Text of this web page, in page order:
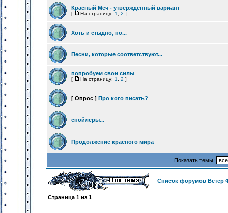
Красный Меч - утвержденный вариант
[ На страницу: 1 2 ]
Хоть и стыдно, но...
Песни, которые соответствуют...
попробуем свои силы
[ На страницу: 1 2 ]
[ Опрос ] Про кого писать?
спойлеры...
Продолжение красного мира
Показать темы:
Список форумов Ветер
Страница 1 из 1